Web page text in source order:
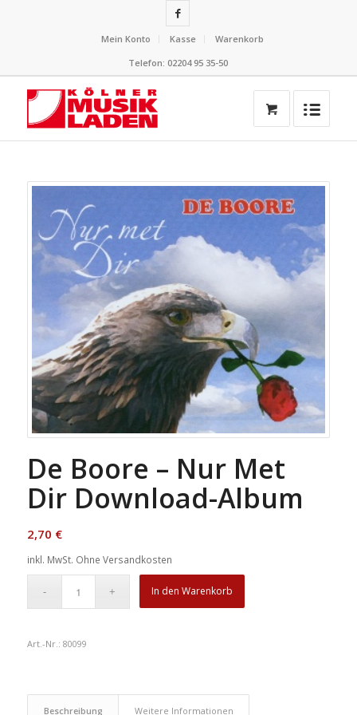
Mein Konto Kasse
Warenkorb
Telefon: 02204 95 35-50
De Boore – Nur Met
Dir Download-Album
2,70 €
inkl. MwSt. Ohne Versandkosten
In den Warenkorb
Art.-Nr.: 80099
Beschreibung Weitere Informationen